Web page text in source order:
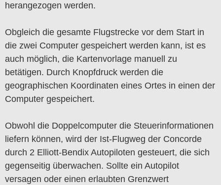
herangezogen werden.
Obgleich die gesamte Flugstrecke vor dem Start in
die zwei Computer gespeichert werden kann, ist es
auch möglich, die Kartenvorlage manuell zu
betätigen. Durch Knopfdruck werden die
geographischen Koordinaten eines Ortes in einen der
Computer gespeichert.
Obwohl die Doppelcomputer die Steuerinformationen
liefern können, wird der Ist-Flugweg der Concorde
durch 2 Elliott-Bendix Autopiloten gesteuert, die sich
gegenseitig überwachen. Sollte ein Autopilot
versagen oder einen erlaubten Grenzwert